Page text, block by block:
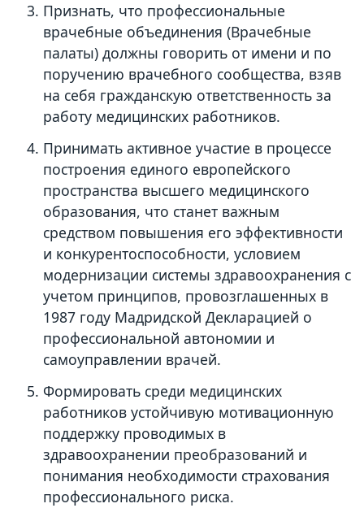
Признать, что профессиональные
врачебные объединения (Врачебные
палаты) должны говорить от имени и по
поручению врачебного сообщества, взяв
на себя гражданскую ответственность за
работу медицинских работников.
Принимать активное участие в процессе
построения единого европейского
пространства высшего медицинского
образования, что станет важным
средством повышения его эффективности
и конкурентоспособности, условием
модернизации системы здравоохранения с
учетом принципов, провозглашенных в
1987 году Мадридской Декларацией о
профессиональной автономии и
самоуправлении врачей.
Формировать среди медицинских
работников устойчивую мотивационную
поддержку проводимых в
здравоохранении преобразований и
понимания необходимости страхования
профессионального риска.